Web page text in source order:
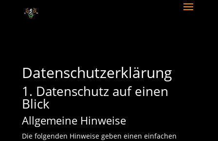
Datenschutz­erklärung
1. Datenschutz auf einen
Blick
Allgemeine Hinweise
Die folgenden Hinweise geben einen einfachen